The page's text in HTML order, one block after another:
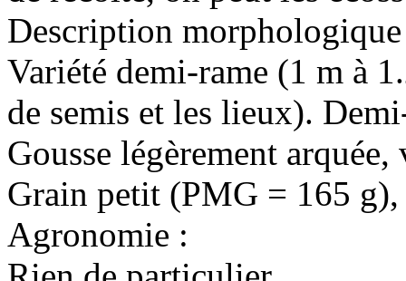
Description
Variété demi-rame (1 m à
de semis et les lieux).
Gousse légèrement arquée,
Grain petit (PMG = 165 g),
Agronomie :